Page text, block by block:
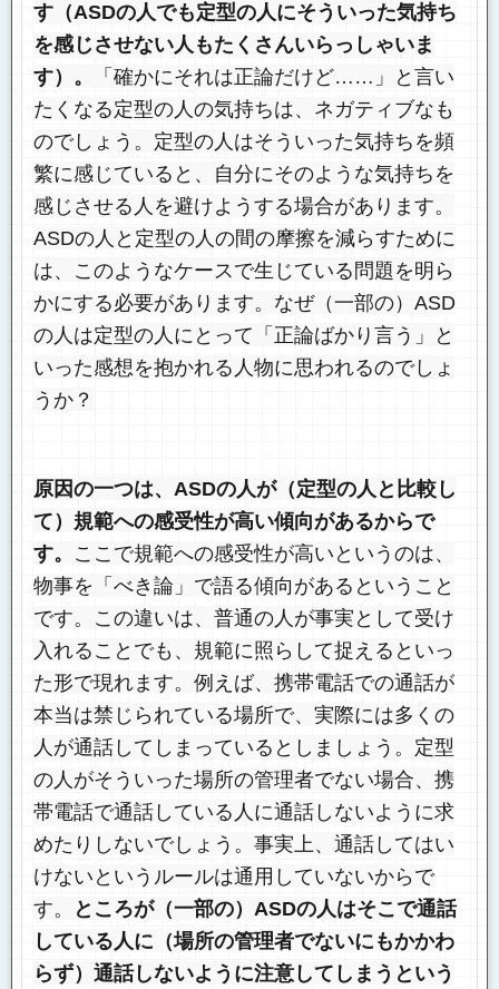
す（ASDの人でも定型の人にそういった気持ち
を感じさせない人もたくさんいらっしゃいま
す）。
「確かにそれは正論だけど…… 」と言い
たくなる定型の人の気持ちは、ネガティブなも
のでしょう。定型の人はそういった気持ちを頻
繁に感じていると、自分にそのような気持ちを
感じさせる人を避けようする場合があります。
ASDの人と定型の人の間の摩擦を減らすために
は、このようなケースで生じている問題を明ら
かにする必要があります。なぜ（一部の）ASD
の人は定型の人にとって「正論ばかり言う」と
いった感想を抱かれる人物に思われるのでしょ
うか？
原因の一つは、ASDの人が（定型の人と比較し
て）規範への感受性が高い傾向があるからで
す。 ここで規範への感受性が高いというのは、
物事を「べき論」で語る傾向があるということ
です。この違いは、普通の人が事実として受け
入れることでも、規範に照らして捉えるといっ
た形で現れます。例えば、携帯電話での通話が
本当は禁じられている場所で、実際には多くの
人が通話してしまっているとしましょう。定型
の人がそういった場所の管理者でない場合、携
帯電話で通話している人に通話しないように求
めたりしないでしょう。事実上、通話してはい
けないというルールは通用していないからで
す。
ところが（一部の）ASDの人はそこで通話
している人に（場所の管理者でないにもかかわ
らず）通話しないように注意してしまうという